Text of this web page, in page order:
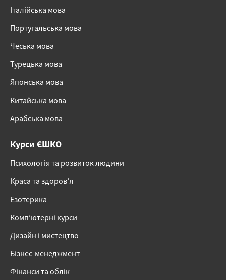
Італійська мова
Португальська мова
Чеська мова
Турецька мова
Японська мова
Китайська мова
Арабська мова
Курси ЄШКО
Психологія та розвиток людини
Краса та здоров’я
Езотерика
Комп’ютерні курси
Дизайн і мистецтво
Бізнес-менеджмент
Фінанси та облік